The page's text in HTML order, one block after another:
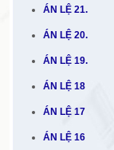
ÁN LỆ 21.
ÁN LỆ 20.
ÁN LỆ 19.
ÁN LỆ 18
ÁN LỆ 17
ÁN LỆ 16